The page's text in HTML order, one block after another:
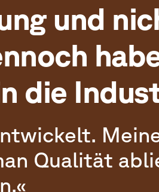
und
die
Qualität